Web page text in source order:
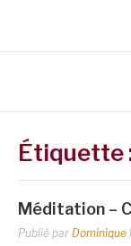
Étiquette
Méditation –
Publié par Dominique